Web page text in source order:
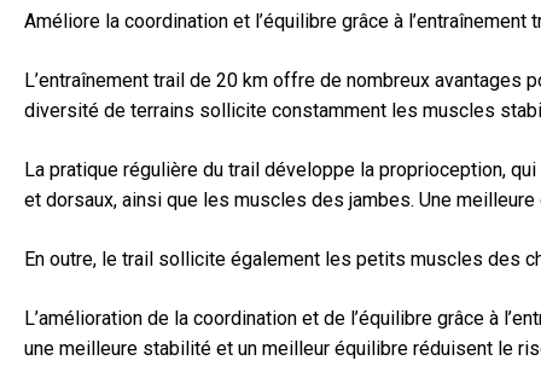
Améliore la coordination et l’équilibre grâce à l’entraînement
L’entraînement trail de 20 km offre de nombreux
diversité de terrains sollicite constamment les muscles
La pratique régulière du trail développe la proprioception,
et dorsaux, ainsi que les muscles des jambes. Une
En outre, le trail sollicite également les petits muscles des
L’amélioration de la coordination et de l’équilibre grâce à
une meilleure stabilité et un meilleur équilibre réduisent le